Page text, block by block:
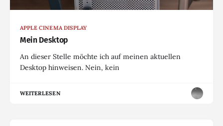
APPLE CINEMA DISPLAY
Mein Desktop
An dieser Stelle möchte ich auf meinen aktuellen
Desktop hinweisen. Nein, kein
WEITERLESEN